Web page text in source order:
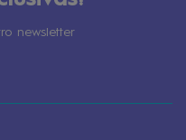
newsletter